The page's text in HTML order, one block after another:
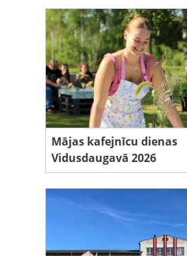
Mājas kafejnīcu dienas
Vidusdaugavā 2026